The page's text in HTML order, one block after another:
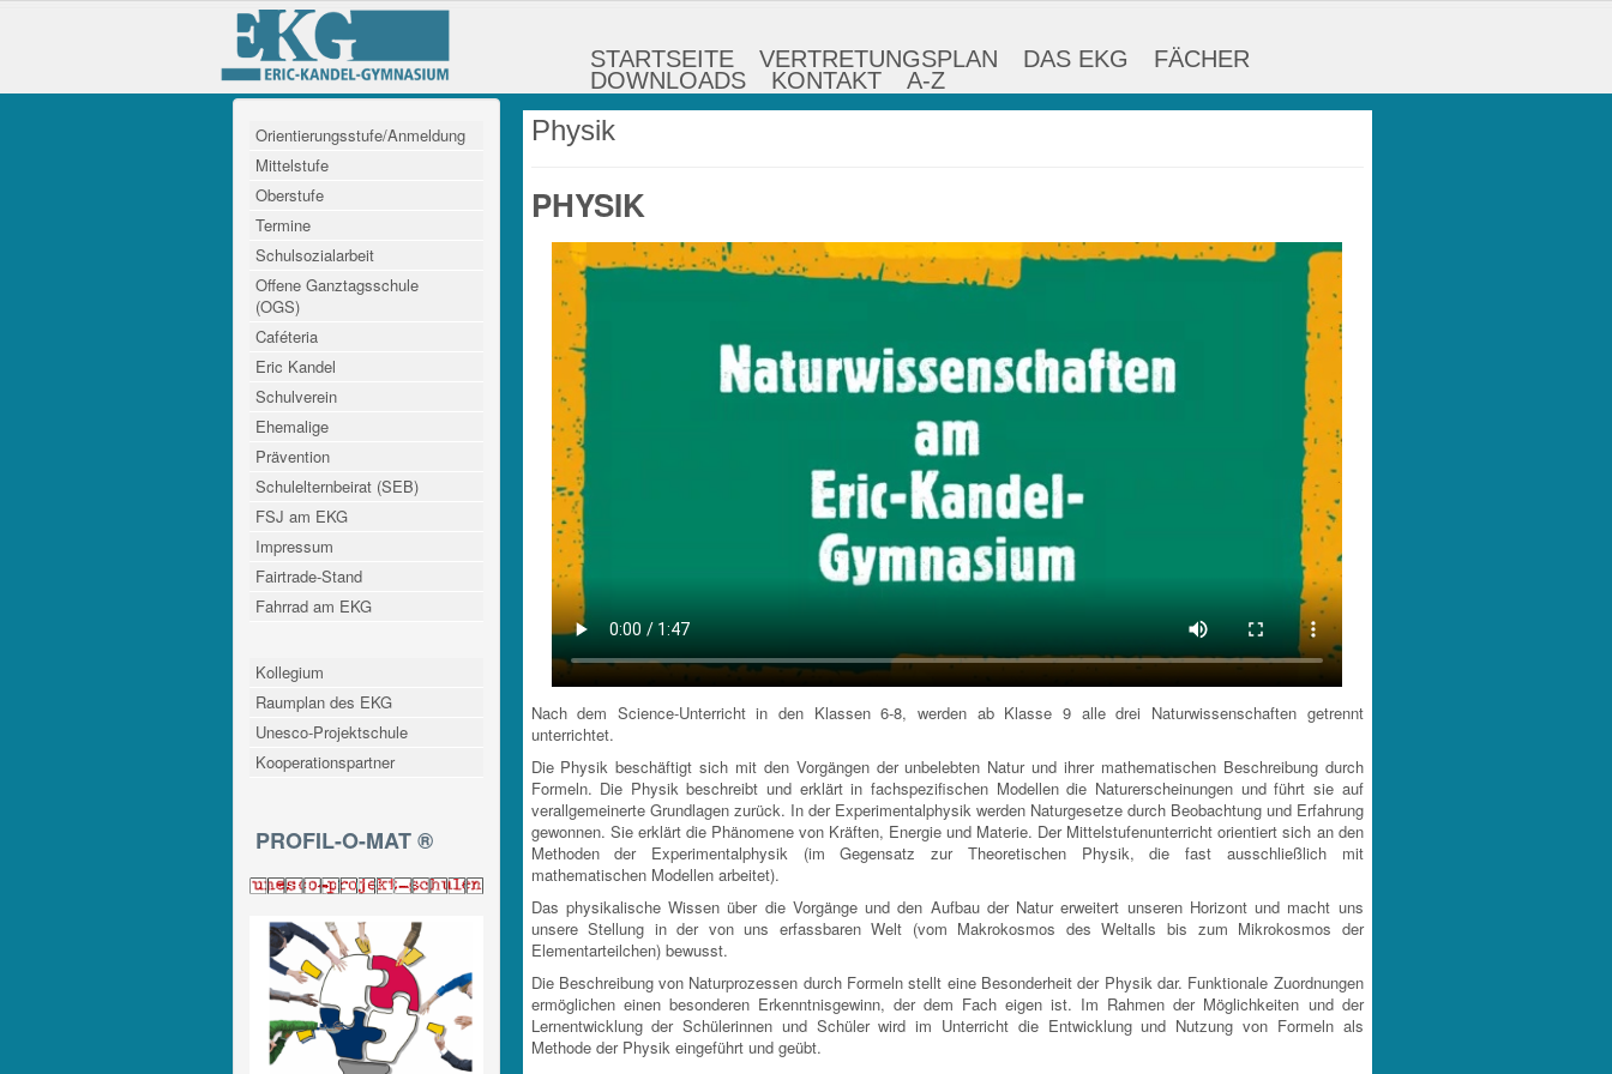
STARTSEITE VERTRETUNGSPLAN DAS EKG
FÄCHER
DOWNLOADS
KONTAKT A-Z
Orientierungsstufe/Anmeldung
Mittelstufe
Oberstufe
Termine
Schulsozialarbeit
Offene Ganztagsschule
(OGS)
Caféteria
Eric Kandel
Schulverein
Ehemalige
Prävention
Schulelternbeirat (SEB)
FSJ am EKG
Impressum
Fairtrade-Stand
Fahrrad am EKG
Kollegium
Raumplan des EKG
Unesco-Projektschule
Kooperationspartner
PROFIL-O-MAT ®
Physik
PHYSIK
Nach dem Science-Unterricht in den Klassen 6-8, werden ab Klasse 9 alle drei Naturwissenschaften getrennt
unterrichtet.
Die Physik beschäftigt sich mit den Vorgängen der unbelebten Natur und ihrer mathematischen Beschreibung durch
Formeln. Die Physik beschreibt und erklärt in fachspezifischen Modellen die Naturerscheinungen und führt sie auf
verallgemeinerte Grundlagen zurück. In der Experimentalphysik werden Naturgesetze durch Beobachtung und Erfahrung
gewonnen. Sie erklärt die Phänomene von Kräften, Energie und Materie. Der Mittelstufenunterricht orientiert sich an den
Methoden der Experimentalphysik (im Gegensatz zur Theoretischen Physik, die fast ausschließlich mit
mathematischen Modellen arbeitet).
Das physikalische Wissen über die Vorgänge und den Aufbau der Natur erweitert unseren Horizont und macht uns
unsere Stellung in der von uns erfassbaren Welt (vom Makrokosmos des Weltalls bis zum Mikrokosmos der
Elementarteilchen) bewusst.
Die Beschreibung von Naturprozessen durch Formeln stellt eine Besonderheit der Physik dar. Funktionale Zuordnungen
ermöglichen einen besonderen Erkenntnisgewinn, der dem Fach eigen ist. Im Rahmen der Möglichkeiten und der
Lernentwicklung der Schülerinnen und Schüler wird im Unterricht die Entwicklung und Nutzung von Formeln als
Methode der Physik eingeführt und geübt.